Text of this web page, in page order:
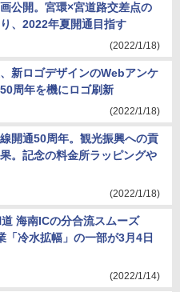
公開。宮環×宮道路交差点の
、2022年夏開通目指す
(2022/1/18)
新ロゴデザインのWebアンケ
周年を機にロゴ刷新
(2022/1/18)
開通50周年。観光振興への貢
。記念の料金所ラッピングや
(2022/1/18)
海南ICの分合流スムーズ
「冷水拡幅」の一部が3月4日
(2022/1/14)